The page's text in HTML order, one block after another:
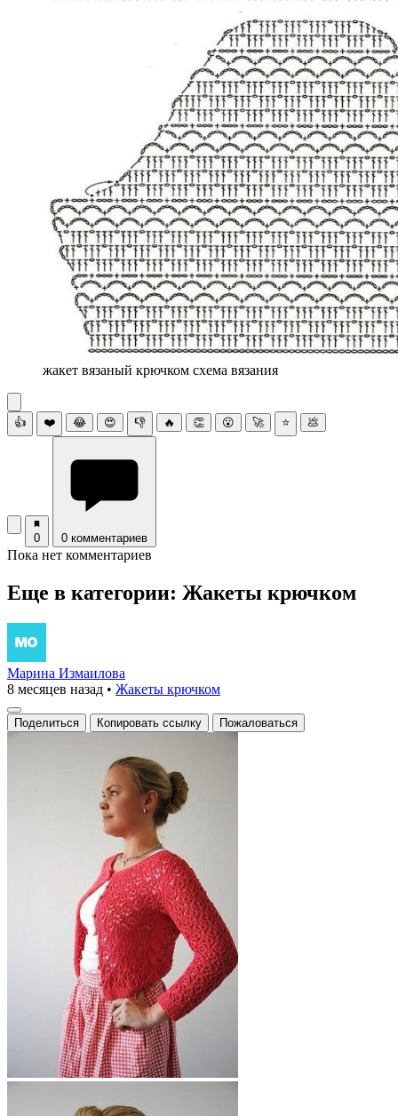
жакет вязаный крючком схема вязания
👍 ❤️ 😂 😍 👎 🔥 👏 😮 🚀 ⭐ 💩
0 0 комментариев
Пока нет комментариев
Еще в категории: Жакеты крючком
Марина Измаилова
8 месяцев назад • Жакеты крючком
Поделиться Копировать ссылку Пожаловаться